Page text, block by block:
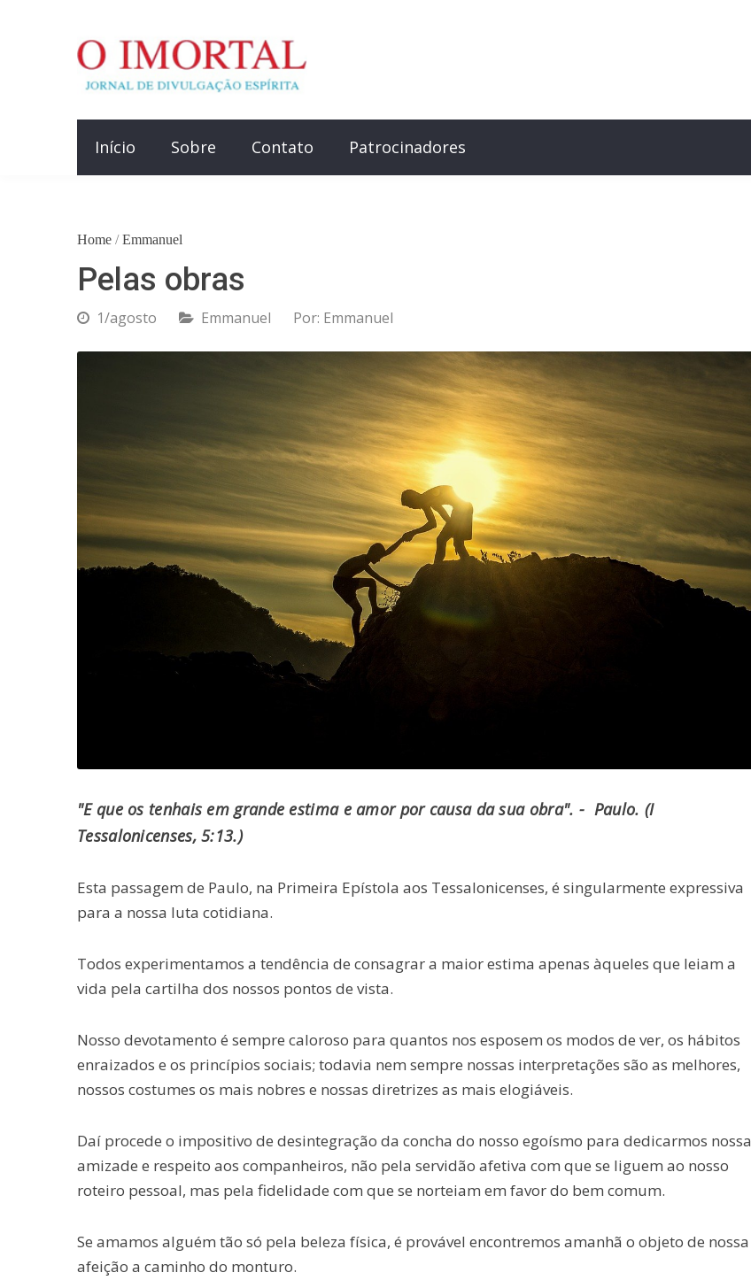
Início Sobre Contato Patrocinadores
Home / Emmanuel
Pelas obras
1/agosto Emmanuel Por: Emmanuel
"E que os tenhais em grande estima e amor por causa da sua obra". - Paulo. (I
Tessalonicenses, 5:13.)
Esta passagem de Paulo, na Primeira Epístola aos Tessalonicenses, é singularmente expressiva
para a nossa luta cotidiana.
Todos experimentamos a tendência de consagrar a maior estima apenas àqueles que leiam a
vida pela cartilha dos nossos pontos de vista.
Nosso devotamento é sempre caloroso para quantos nos esposem os modos de ver, os hábitos
enraizados e os princípios sociais; todavia nem sempre nossas interpretações são as melhores,
nossos costumes os mais nobres e nossas diretrizes as mais elogiáveis.
Daí procede o impositivo de desintegração da concha do nosso egoísmo para dedicarmos nossa
amizade e respeito aos companheiros, não pela servidão afetiva com que se liguem ao nosso
roteiro pessoal, mas pela fidelidade com que se norteiam em favor do bem comum.
Se amamos alguém tão só pela beleza física, é provável encontremos amanhã o objeto de nossa
afeição a caminho do monturo.